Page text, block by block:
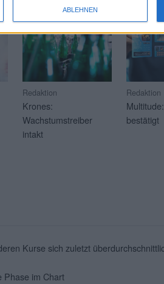
ABLEHNEN
Redaktion
Krones:
Wachstumstreiber
intakt
Redaktion
bestätigt
Kurse sich zuletzt
Phase im Chart